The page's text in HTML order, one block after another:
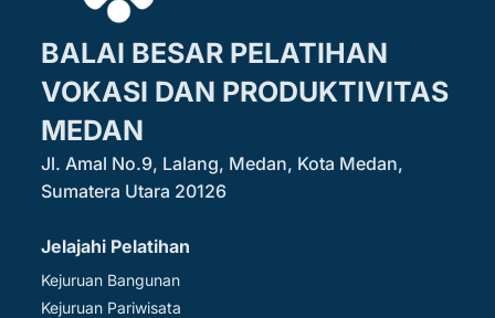
BALAI BESAR PELATIHAN
VOKASI DAN PRODUKTIVITAS
MEDAN
Jl. Amal No.9, Lalang, Medan, Kota Medan,
Sumatera Utara 20126
Jelajahi Pelatihan
Kejuruan Bangunan
Kejuruan Pariwisata